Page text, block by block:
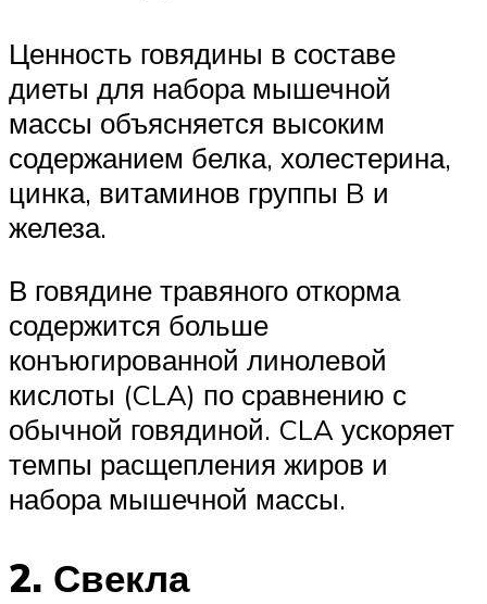
Ценность говядины в составе
диеты для набора мышечной
массы объясняется высоким
содержанием белка, холестерина,
цинка, витаминов группы B и
железа.
В говядине травяного откорма
содержится больше
конъюгированной линолевой
кислоты (CLA) по сравнению с
обычной говядиной. CLA ускоряет
темпы расщепления жиров и
набора мышечной массы.
2. Свекла